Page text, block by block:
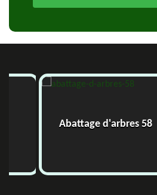
Abattage d'arbres 58